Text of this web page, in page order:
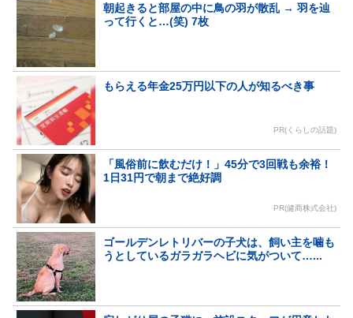
朝起きると部屋の中に鳥の羽が散乱 → 羽を辿
って行くと…(笑) 7枚
もらえる年金25万円以下の人が知るべき事
PR(くらしの話題)
「風俗前に飲むだけ！」45分で3回戦も余裕！
1日31円で朝まで絶好調
PR(健商株式会社)
ゴールデンレトリバーの子犬は、飼い主を噛も
うとしているガラガラヘビに気がついて…...